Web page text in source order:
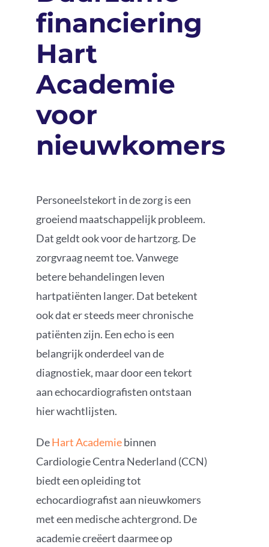
Podcast
financiering
Hart
Academie
voor
nieuwkomers
Personeelstekort in de zorg is een
groeiend maatschappelijk probleem.
Dat geldt ook voor de hartzorg. De
zorgvraag neemt toe. Vanwege
betere behandelingen leven
hartpatiënten langer. Dat betekent
ook dat er steeds meer chronische
patiënten zijn. Een echo is een
belangrijk onderdeel van de
diagnostiek, maar door een tekort
aan echocardiografisten ontstaan
hier wachtlijsten.
DeHart Academiebinnen
Cardiologie Centra Nederland (CCN)
biedt een opleiding tot
echocardiografist aan nieuwkomers
met een medische achtergrond. De
academie creëert daarmee op